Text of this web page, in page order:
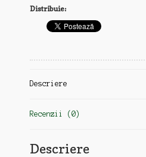
Distribuie:
Descriere
Recenzii (0)
Descriere